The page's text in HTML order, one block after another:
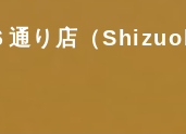
通り店（